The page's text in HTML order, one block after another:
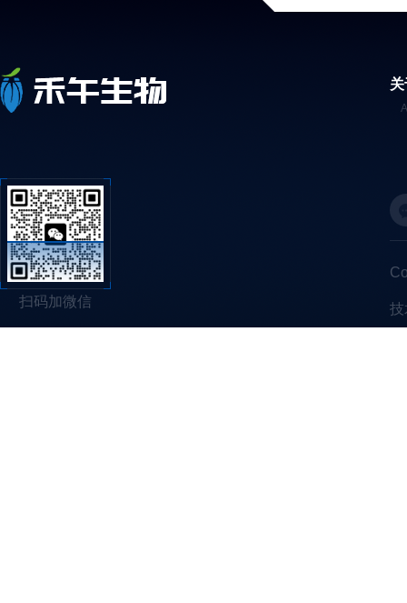
扫码加微信 技